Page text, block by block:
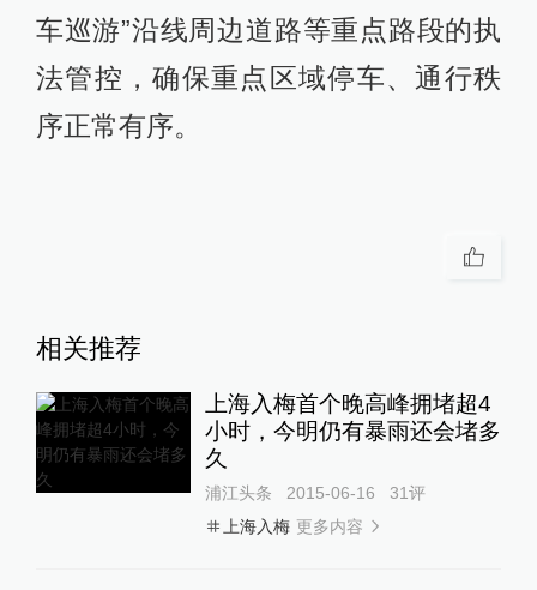
车巡游”沿线周边道路等重点路段的执
法管控，确保重点区域停车、通行秩
序正常有序。
相关推荐
上海入梅首个晚高峰拥堵超4
小时，今明仍有暴雨还会堵多
久
浦江头条 2015-06-16 31评
上海入梅 更多内容